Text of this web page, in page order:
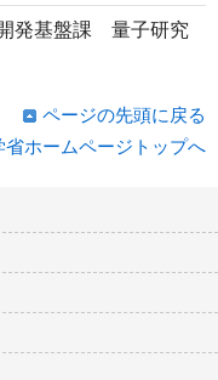
発基盤課 量子研究
ページの先頭に戻る
省ホームページトップへ